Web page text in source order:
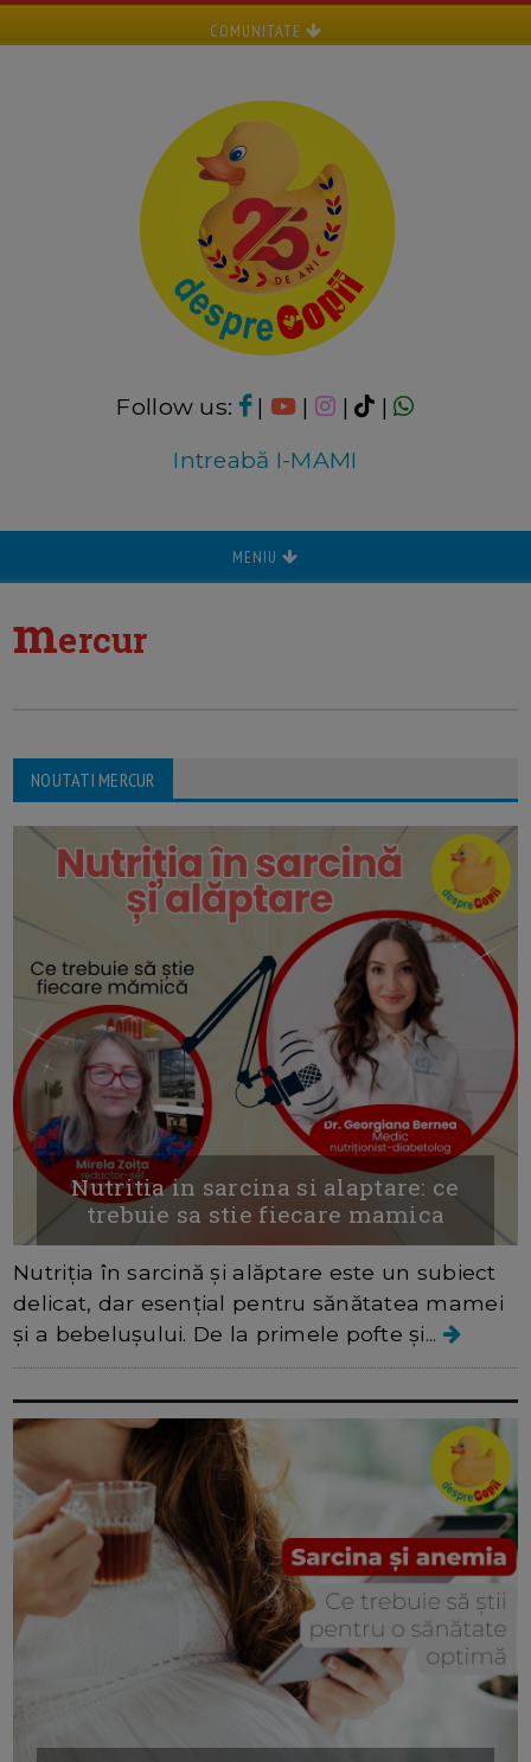
COMUNITATE
Follow us: | | |
|
Intreabă I-MAMI
MENIU
mercur
NOUTATI MERCUR
Nutritia in sarcina si alaptare: ce
trebuie sa stie fiecare mamica
Nutriția în sarcină și alăptare este un subiect
delicat, dar esențial pentru sănătatea mamei
și a bebelușului. De la primele pofte și...